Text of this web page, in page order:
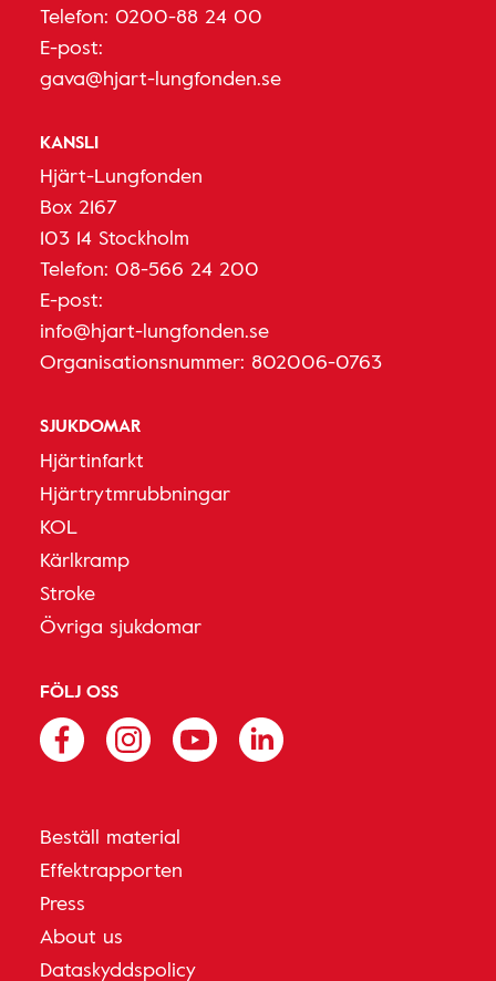
Telefon: 0200-88 24 00
E-post:
gava@hjart-lungfonden.se
KANSLI
Hjärt-Lungfonden
Box 2167
103 14 Stockholm
Telefon: 08-566 24 200
E-post:
info@hjart-lungfonden.se
Organisationsnummer: 802006-0763
SJUKDOMAR
Hjärtinfarkt
Hjärtrytmrubbningar
KOL
Kärlkramp
Stroke
Övriga sjukdomar
FÖLJ OSS
Beställ material
Effektrapporten
Press
About us
Dataskyddspolicy